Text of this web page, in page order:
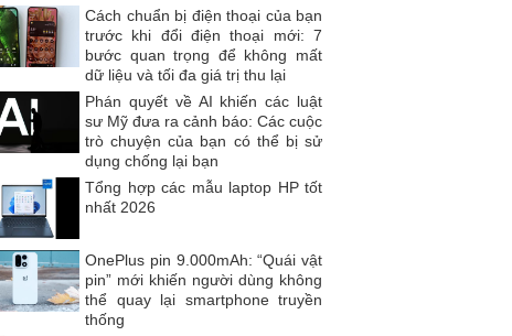
Cách chuẩn bị điện thoại của bạn
trước khi đổi điện thoại mới: 7
bước quan trọng để không mất
dữ liệu và tối đa giá trị thu lại
Phán quyết về AI khiến các luật
sư Mỹ đưa ra cảnh báo: Các cuộc
trò chuyện của bạn có thể bị sử
dụng chống lại bạn
Tổng hợp các mẫu laptop HP tốt
nhất 2026
OnePlus pin 9.000mAh: “Quái vật
pin” mới khiến người dùng không
thể quay lại smartphone truyền
thống